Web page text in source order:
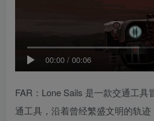
00:00 / 00:06
FAR：Lone Sails 是一款交通工具
通工具，沿着曾经繁盛文明的轨